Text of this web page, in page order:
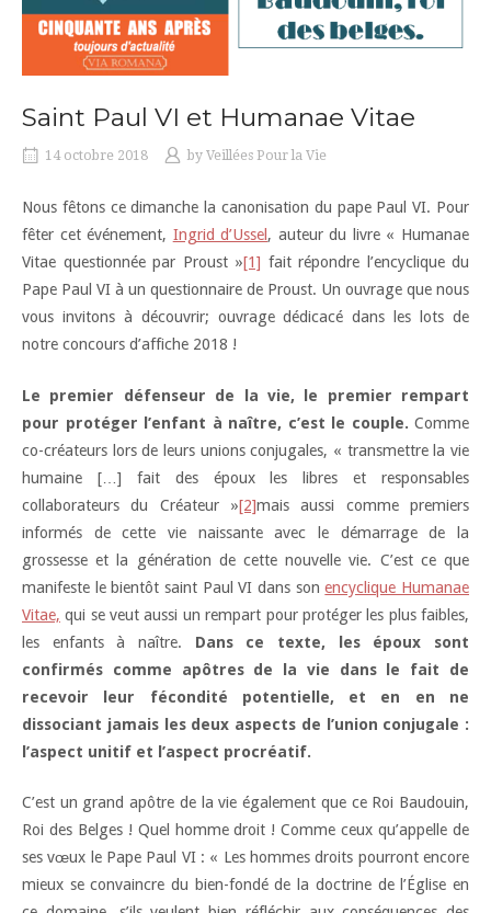
Saint Paul VI et Humanae Vitae
14 octobre 2018 by Veillées Pour la Vie
Nous fêtons ce dimanche la canonisation du pape Paul VI. Pour
fêter cet événement, Ingrid d’Ussel , auteur du livre « Humanae
Vitae questionnée par Proust »[1] fait répondre l’encyclique du
Pape Paul VI à un questionnaire de Proust. Un ouvrage que nous
vous invitons à découvrir; ouvrage dédicacé dans les lots de
notre concours d’affiche 2018 !
Le premier défenseur de la vie, le premier rempart
pour protéger l’enfant à naître, c’est le couple. Comme
co-créateurs lors de leurs unions conjugales, « transmettre la vie
humaine […] fait des époux les libres et responsables
collaborateurs du Créateur »[2]mais aussi comme premiers
informés de cette vie naissante avec le démarrage de la
grossesse et la génération de cette nouvelle vie. C’est ce que
manifeste le bientôt saint Paul VI dans sonencyclique Humanae
Vitae, qui se veut aussi un rempart pour protéger les plus faibles,
les enfants à naître. Dans ce texte, les époux sont
confirmés comme apôtres de la vie dans le fait de
recevoir leur fécondité potentielle, et en en ne
dissociant jamais les deux aspects de l’union conjugale :
l’aspect unitif et l’aspect procréatif.
C’est un grand apôtre de la vie également que ce Roi Baudouin,
Roi des Belges ! Quel homme droit ! Comme ceux qu’appelle de
ses vœux le Pape Paul VI : « Les hommes droits pourront encore
mieux se convaincre du bien-fondé de la doctrine de l’Église en